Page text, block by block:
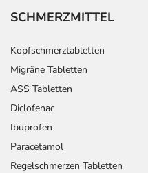
SCHMERZMITTEL
Kopfschmerztabletten
Migräne Tabletten
ASS Tabletten
Diclofenac
Ibuprofen
Paracetamol
Regelschmerzen Tabletten